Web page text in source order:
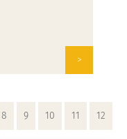
>
8 9 10 11 12